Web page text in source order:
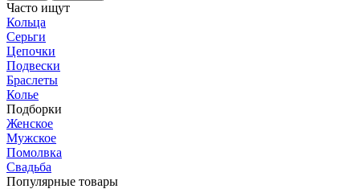
Часто ищут
Кольца
Серьги
Цепочки
Подвески
Браслеты
Колье
Подборки
Женское
Мужское
Помолвка
Свадьба
Популярные товары